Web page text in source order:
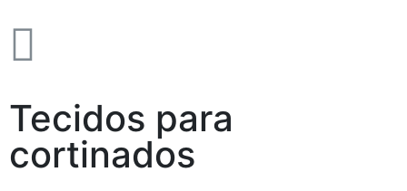
Tecidos para
cortinados